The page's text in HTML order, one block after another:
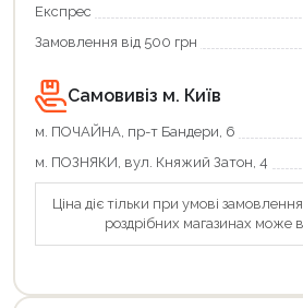
Експрес
Замовлення від 500 грн
Самовивіз м. Київ
м. ПОЧАЙНА, пр-т Бандери, 6
м. ПОЗНЯКИ, вул. Княжий Затон, 4
Ціна діє тільки при умові
роздрібних магазинах може